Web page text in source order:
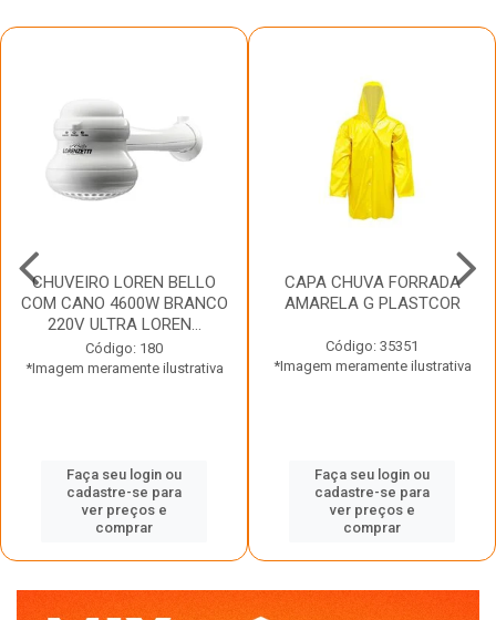
CHUVEIRO LOREN BELLO
COM CANO 4600W BRANCO
220V ULTRA LOREN...
Código: 180
*Imagem meramente ilustrativa
Faça seu login ou
cadastre-se para
ver preços e
comprar
CAPA CHUVA FORRADA
AMARELA G PLASTCOR
Código: 35351
*Imagem meramente ilustrativa
Faça seu login ou
cadastre-se para
ver preços e
comprar